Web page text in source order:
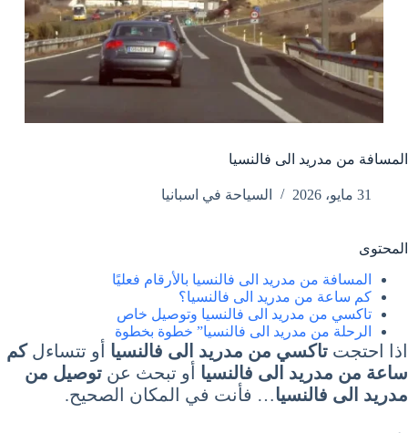
المسافة من مدريد الى فالنسيا
31 مايو، 2026 السياحة في اسبانيا
المحتوى
المسافة من مدريد الى فالنسيا بالأرقام فعليًا
كم ساعة من مدريد الى فالنسيا؟
تاكسي من مدريد الى فالنسيا وتوصيل خاص
الرحلة من مدريد الى فالنسيا” خطوة بخطوة
اذا احتجت تاكسي من مدريد الى فالنسيا أو تتساءلكم
ساعة من مدريد الى فالنسيا أو تبحث عن توصيل من
مدريد الى فالنسيا… فأنت في المكان الصحيح.